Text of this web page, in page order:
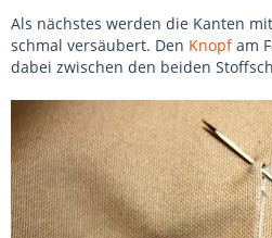
Als nächstes werden die Kanten
schmal versäubert. Den Knopfam
dabei zwischen den beiden